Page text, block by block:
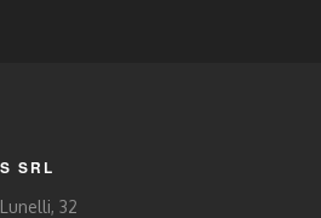
SRL
32